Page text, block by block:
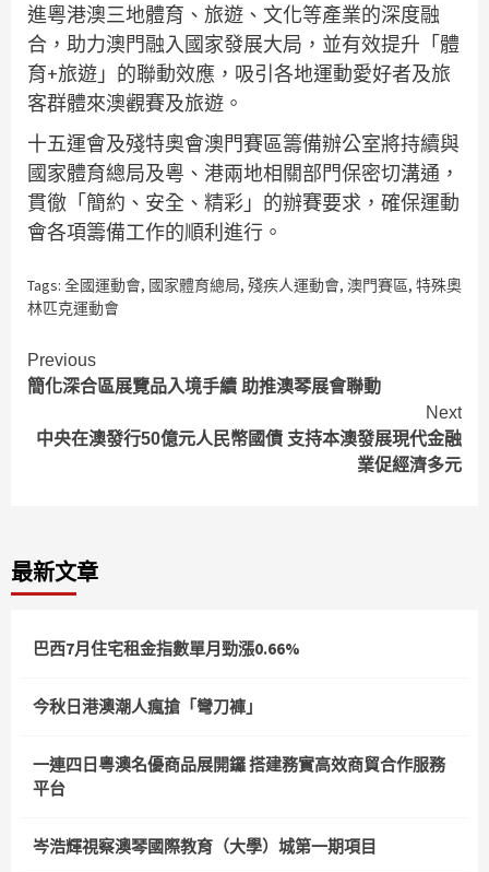
進粵港澳三地體育、旅遊、文化等產業的深度融
合，助力澳門融入國家發展大局，並有效提升「體
育+旅遊」的聯動效應，吸引各地運動愛好者及旅
客群體來澳觀賽及旅遊。
十五運會及殘特奧會澳門賽區籌備辦公室將持續與
國家體育總局及粵、港兩地相關部門保密切溝通，
貫徹「簡約、安全、精彩」的辦賽要求，確保運動
會各項籌備工作的順利進行。
Tags: 全國運動會, 國家體育總局, 殘疾人運動會, 澳門賽區, 特殊奧
林匹克運動會
Continue
Reading
Previous
簡化深合區展覽品入境手續 助推澳琴展會聯動
Next
中央在澳發行50億元人民幣國債 支持本澳發展現代金融
業促經濟多元
最新文章
巴西7月住宅租金指數單月勁漲0.66%
今秋日港澳潮人瘋搶「彎刀褲」
一連四日粵澳名優商品展開鑼 搭建務實高效商貿合作服務
平台
岑浩輝視察澳琴國際教育（大學）城第一期項目